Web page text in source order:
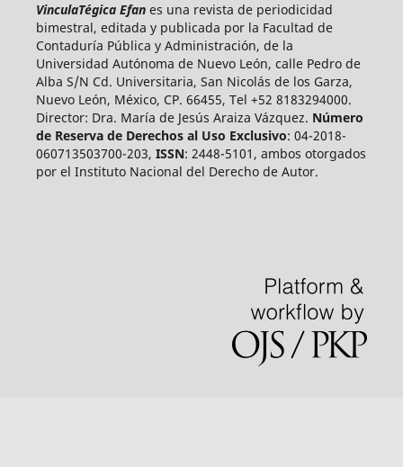
VinculaTégica Efanes una revista de periodicidad
bimestral, editada y publicada por la Facultad de
Contaduría Pública y Administración, de la
Universidad Autónoma de Nuevo León, calle Pedro de
Alba S/N Cd. Universitaria, San Nicolás de los Garza,
Nuevo León, México, CP. 66455, Tel +52 8183294000.
Director: Dra. María de Jesús Araiza Vázquez. Número
de Reserva de Derechos al Uso Exclusivo: 04-2018-
060713503700-203, ISSN: 2448-5101, ambos otorgados
por el Instituto Nacional del Derecho de Autor.